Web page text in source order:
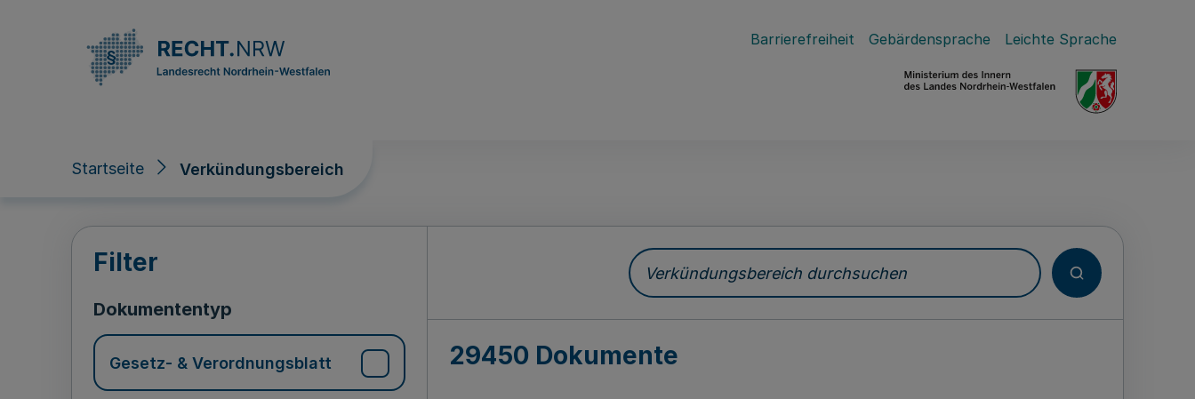
Barrierefreiheit Gebärdensprache Leichte Sprache
Startseite Verkündungsbereich
Verkündungsbereich
Filter
Dokumententyp
Gesetz- & Verordnungsblatt
Verkündungsbereich durchsuchen
29450 Dokumente